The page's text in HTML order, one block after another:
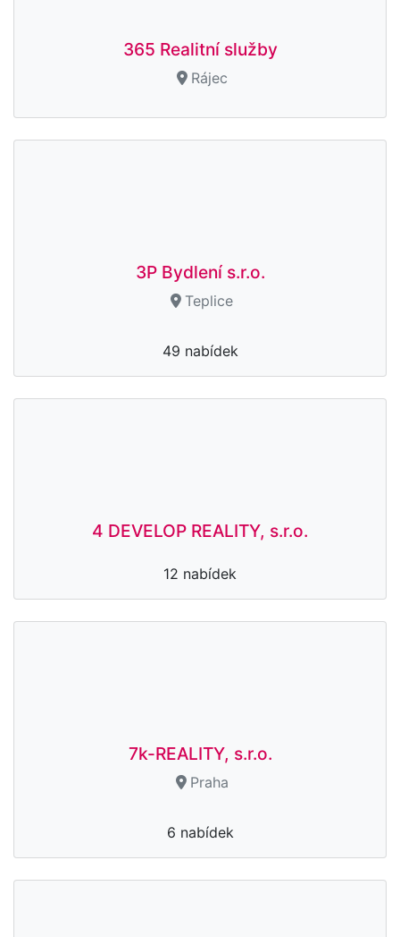
365 Realitní služby
Rájec
3P Bydlení s.r.o.
Teplice
49 nabídek
4 DEVELOP REALITY, s.r.o.
12 nabídek
7k-REALITY, s.r.o.
Praha
6 nabídek